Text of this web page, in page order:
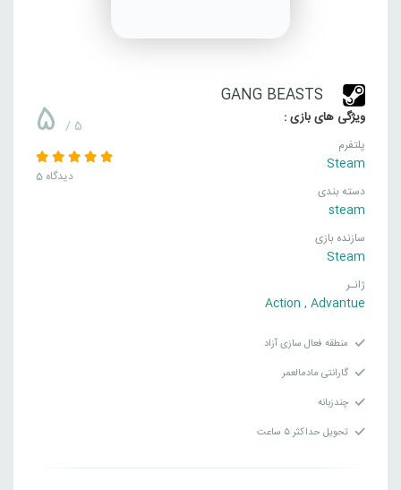
GANG BEASTS
ویژگی های بازی :
پلتفرم
Steam
دسته بندی
steam
سازنده بازی
Steam
ژانـر
Action , Advantue
5 / 5
5 دیدگاه
منطقه فعال سازی آزاد
گارانتی مادمالعمر
چندزبانه
تحویل حداکثر ۵ ساعت